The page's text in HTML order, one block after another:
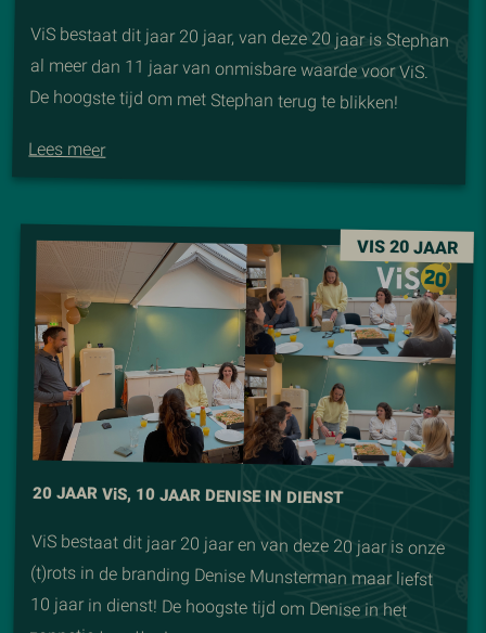
ViS bestaat dit jaar 20 jaar, van deze 20 jaar is Stephan
al meer dan 11 jaar van onmisbare waarde voor ViS.
De hoogste tijd om met Stephan terug te blikken!
Lees meer
VIS 20 JAAR
20 JAAR ViS, 10 JAAR DENISE IN DIENST
ViS bestaat dit jaar 20 jaar en van deze 20 jaar is onze
(t)rots in de branding Denise Munsterman maar liefst
10 jaar in dienst! De hoogste tijd om Denise in het